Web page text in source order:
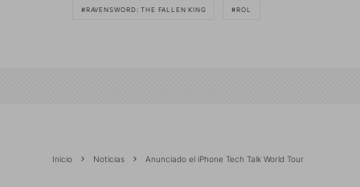
RAVENSWORD: THE FALLEN KING ROL
Inicio Noticias Anunciado el iPhone Tech Talk World Tour